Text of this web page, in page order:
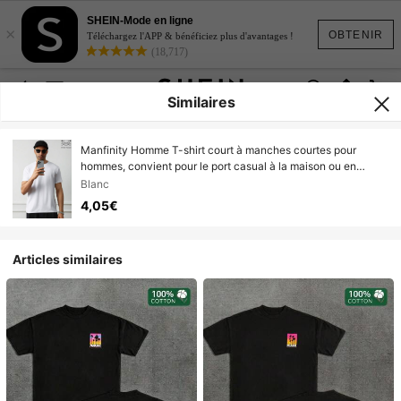
OBTENIR
×
SHEIN-Mode en ligne
Téléchargez l'APP & bénéficiez plus d'avantages !
(18,717)
Similaires
Manfinity Homme T-shirt court à manches courtes pour
hommes, convient pour le port casual à la maison ou en
extérieur
Blanc
4,05€
Articles similaires